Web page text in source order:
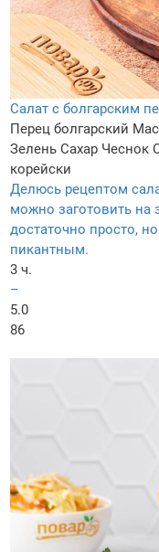
Салат с болгарским
Перец болгарский
Зелень Сахар Чеснок
корейски
Делюсь рецептом
можно заготовить на
достаточно просто,
пикантным.
3 ч.
–
5.0
86